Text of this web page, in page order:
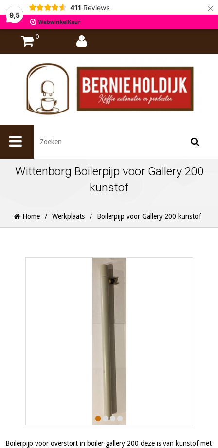
9,5
411 Reviews ×
0
Wittenborg Boilerpijp voor Gallery 200
kunstof
Home / Werkplaats / Boilerpijp voor Gallery 200 kunstof
Boilerpijp voor overstort in boiler gallery 200 deze is van kunstof met